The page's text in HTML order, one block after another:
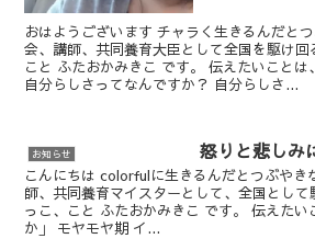
おはようございます チャラく生きるんだと
会、講師、共同養育大臣として全国を駆け回
こと ふたおかみきこ です。 伝えたいことは
自分らしさってなんですか？ 自分らしさ...
お知らせ 怒りと悲しみ
こんにちは colorfulに生きるんだとつぶやき
師、共同養育マイスターとして、全国とし
っこ、こと ふたおかみきこ です。 伝えたい
か」 モヤモヤ期 イ...